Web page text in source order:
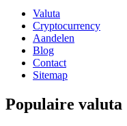
Valuta
Cryptocurrency
Aandelen
Blog
Contact
Sitemap
Populaire valuta